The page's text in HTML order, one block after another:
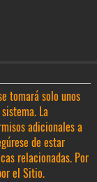
tomará solo unos
La
adicionales a
de estar
relacionadas. Por
el Sitio.